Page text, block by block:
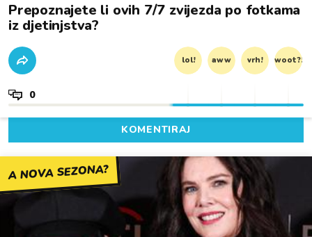
Prepoznajete li ovih 7/7 zvijezda po fotkama
iz djetinjstva?
lol! aww vrh! woot?!
0
KOMENTIRAJ
A NOVA SEZONA?